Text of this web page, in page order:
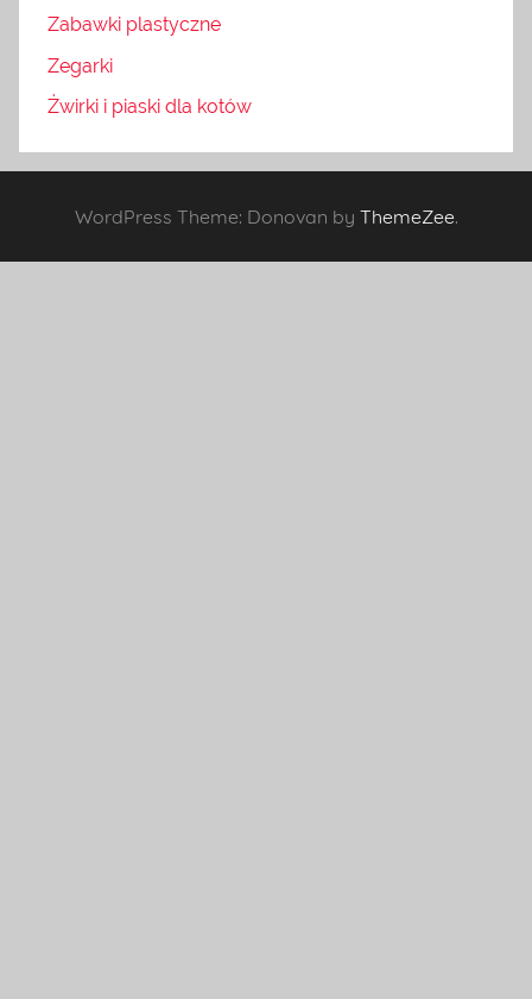
Zabawki plastyczne
Zegarki
Żwirki i piaski dla kotów
WordPress Theme: Donovan by ThemeZee.